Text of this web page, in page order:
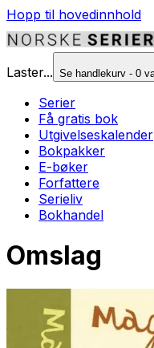
Hopp til hovedinnhold
Laster... Se handlekurv - 0
Serier
Få gratis bok
Utgivelseskalender
Bokpakker
E-bøker
Forfattere
Serieliv
Bokhandel
Omslag